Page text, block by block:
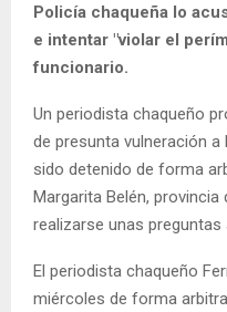
Policía chaqueña lo
e intentar "violar el
funcionario.
Un periodista chaqueño
de presunta vulneración
sido detenido de forma
Margarita Belén,
realizarse unas
El periodista chaqueño
miércoles de forma